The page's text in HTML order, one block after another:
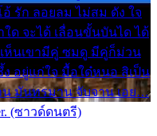
รัก ลอยลม ไม่สม ดัง ใจ
ด จะได้ เลื่อนขั้นบันได ได้
เห็นเขามีคู่ ซมดู มีคู่ก็ม่วน
อยู่แก่ใจ มื้อใด๋หนอ สิเป็น
น มันทรมาน จับจาน เอย…
(ซาวด์ดนตรี)